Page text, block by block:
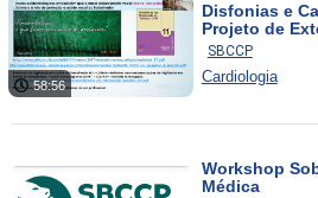
58:56
Disfonias e
Projeto de
SBCCP
Cardiologia
Workshop
Médica